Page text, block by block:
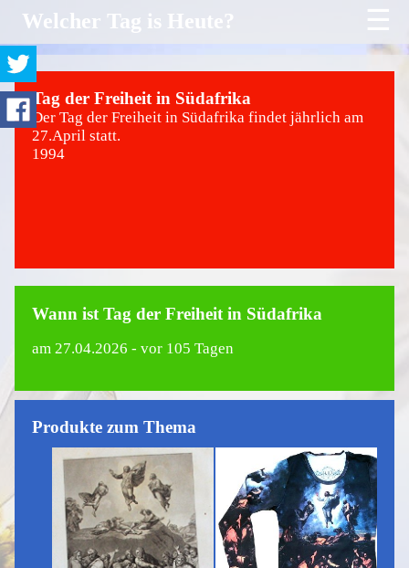
Welcher Tag is Heute? ☰
Tag der Freiheit in Südafrika
Der Tag der Freiheit in Südafrika findet jährlich am
27.April statt.
1994
Wann ist Tag der Freiheit in Südafrika
am 27.04.2026 - vor 105 Tagen
Produkte zum Thema